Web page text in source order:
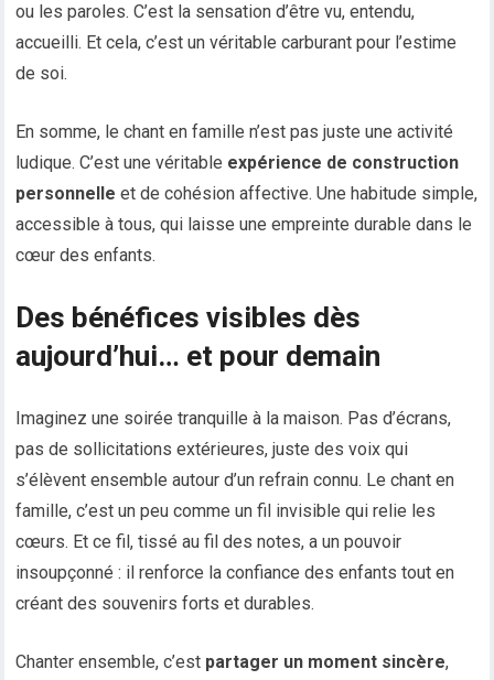
ou les paroles. C’est la sensation d’être vu, entendu,
accueilli. Et cela, c’est un véritable carburant pour l’estime
de soi.
En somme, le chant en famille n’est pas juste une activité
ludique. C’est une véritable expérience de construction
personnelle et de cohésion affective. Une habitude simple,
accessible à tous, qui laisse une empreinte durable dans le
cœur des enfants.
Des bénéfices visibles dès
aujourd’hui… et pour demain
Imaginez une soirée tranquille à la maison. Pas d’écrans,
pas de sollicitations extérieures, juste des voix qui
s’élèvent ensemble autour d’un refrain connu. Le chant en
famille, c’est un peu comme un fil invisible qui relie les
cœurs. Et ce fil, tissé au fil des notes, a un pouvoir
insoupçonné : il renforce la confiance des enfants tout en
créant des souvenirs forts et durables.
Chanter ensemble, c’est partager un moment sincère,